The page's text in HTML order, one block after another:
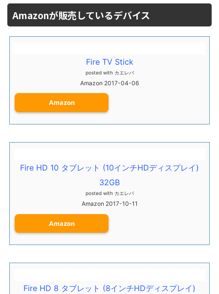
Amazonが販売しているデバイス
Fire TV Stick
posted with カエレバ
Amazon 2017-04-06
Amazon
Fire HD 10 タブレット (10インチHDディスプレイ)
32GB
posted with カエレバ
Amazon 2017-10-11
Amazon
Fire HD 8 タブレット (8インチHDディスプレイ)